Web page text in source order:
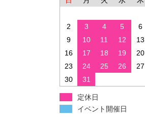
2
3 4 5 6
9
10 11 12 13
16
17 18 19 20
23
24 25 26 27
30
31
定休日
イベント開催日